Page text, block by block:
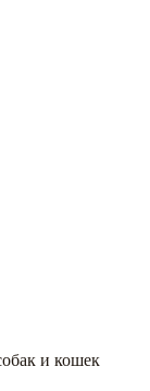
и кошек